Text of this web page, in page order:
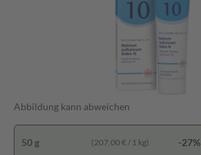
Abbildung kann abweichen
50 g (207,00 € / 1 kg) -27%